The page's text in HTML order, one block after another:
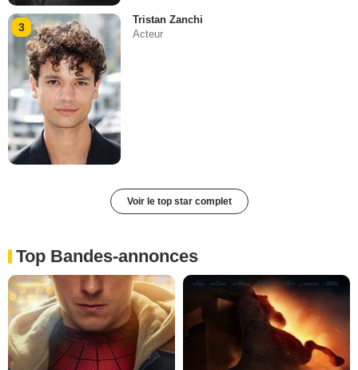
3
Tristan Zanchi
Acteur
Voir le top star complet
Top Bandes-annonces